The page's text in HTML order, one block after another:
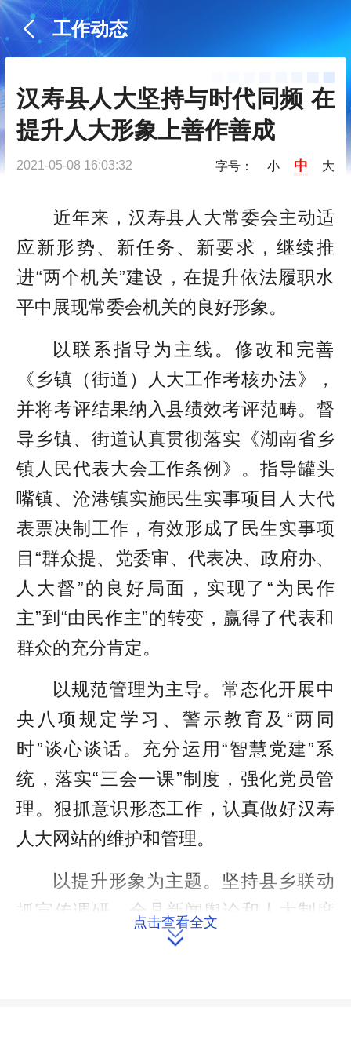
工作动态
汉寿县人大坚持与时代同频 在
提升人大形象上善作善成
2021-05-08 16:03:32 字号： 小 中 大
近年来，汉寿县人大常委会主动适
应新形势、新任务、新要求，继续推
进“两个机关”建设，在提升依法履职水
平中展现常委会机关的良好形象。
以联系指导为主线。修改和完善
《乡镇（街道）人大工作考核办法》，
并将考评结果纳入县绩效考评范畴。督
导乡镇、街道认真贯彻落实《湖南省乡
镇人民代表大会工作条例》。指导罐头
嘴镇、沧港镇实施民生实事项目人大代
表票决制工作，有效形成了民生实事项
目“群众提、党委审、代表决、政府办、
人大督”的良好局面，实现了“为民作
主”到“由民作主”的转变，赢得了代表和
群众的充分肯定。
以规范管理为主导。常态化开展中
央八项规定学习、警示教育及“两同
时”谈心谈话。充分运用“智慧党建”系
统，落实“三会一课”制度，强化党员管
理。狠抓意识形态工作，认真做好汉寿
人大网站的维护和管理。
以提升形象为主题。坚持县乡联动
抓宣传调研，全县新闻舆论和人大制度
理论研讨工作在省、市跃上了一个新的
点击查看全文
